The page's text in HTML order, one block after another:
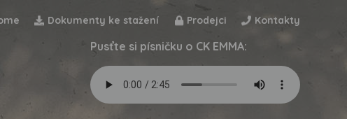
Dokumenty ke stažení Prodejci Kontakty
Pusťte si písničku o CK EMMA: